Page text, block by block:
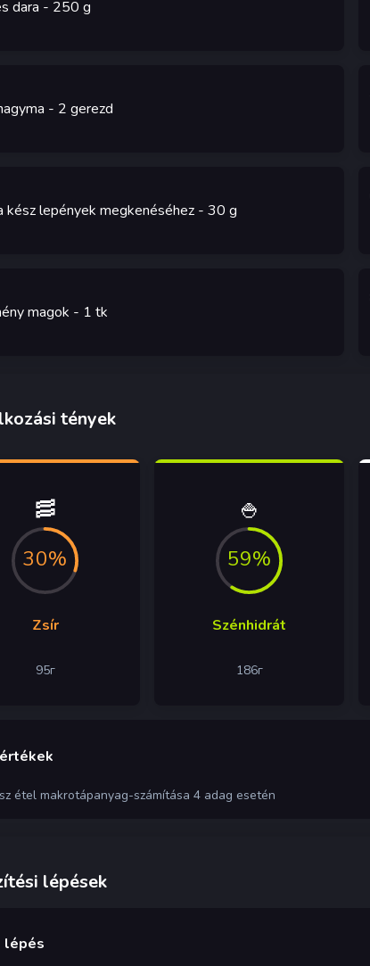
dara - 250 g
- 2 gerezd
kész lepények megkenéséhez - 30 g
magok - 1 tk
tények
🥓
30%
Zsír
95г
🍚
59%
Szénhidrát
186г
étel makrotápanyag-számítása 4 adag esetén
lépések
lépés